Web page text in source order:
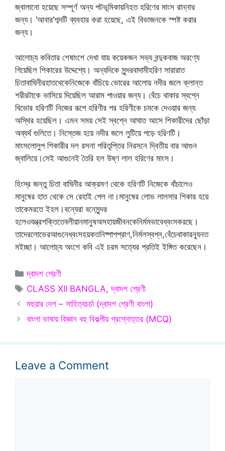
জ্বালানো হয়েছে সম্পূর্ণ অন্য পটভূমিকায়নিহত হরিণের মাংস রান্নার
জন্য। ‘আবার’শব্দটি ব্যবহার করা হয়েছে, এই বিভাজনকে স্পষ্ট করার
জন্য।
আলোচ্য কবিতার শেষাংশে দেখা যায় কয়েকজন সভ্য বন্দুকবাজ অরণ্যে
গিয়েছিল শিকারের উদ্দেশ্যে। অন্যদিকে সুন্দরবাদামীহরিণ সারারাত
চিতাবাঘিনীরহাতথেকেনিজেকে বাঁচিয়ে ভোরের আলোয় নদীর জলে ক্লান্ত
শরীরটাকে ভাসিয়ে দিয়েছিল আরাম পাওয়ার জন্য। বেঁচে থাকার স্বপ্নে
বিভোর হরিণটি নিজের রূপে হরিণীর পর হরিণীকে চমকে দেওয়ার জন্য
অস্থির হয়েছিল। এমন সময় সেই স্বপ্নে আঘাত আসে শিকারীদের ছোঁড়া
অব্যর্থ গুলিতে। নিস্তেজ হয়ে নদীর জলে লুটিয়ে পড়ে হরিণটি।
মাংসলোলুপ শিকারীর দল রসনা পরিতৃপ্তির নিরসনে দ্বিতীয় বার আগুন
জ্বালিয়ে।সেই আগুনেই তৈরি হল উষ্ণ লাল হরিণের মাংস।
হিংস্র জন্তু চিতা বাঘিনীর আক্রমণ থেকে হরিণটি নিজেকে বাঁচালেও
মানুষের হাত থেকে সে রেহাই পেল না।মানুষের লোভ লালসার শিকার হয়ে
তাকেমরতে ইহল।বন্যেরা বনেসুন্দর
হলেওযন্ত্রশক্তিতেবলীয়ানমানুষঅসহায়জীবনকেনির্মমভাবেধ্বংসকরছে।
তাদেরলোভেরআগুনেধ্বংসহয়কতনিষ্পাপপ্রাণ,নির্মলস্বপ্ন,বেঁচেথাকারন্যূনত
মইচ্ছা। আলোচ্য অংশে কবি এই চরম সত্যের প্রতিই ইঙ্গিত করেছেন।
Categories
দ্বাদশ শ্রেণী
Tags
CLASS XII BANGLA,দ্বাদশ শ্রেণী
মহুয়ার দেশ – সাহিত্যচর্চা (দ্বাদশ শ্রেণী বাংলা)
বাংলা ভাষায় বিজ্ঞান বহু বিকল্পীয় প্রশ্নোত্তর (MCQ)
Leave a Comment